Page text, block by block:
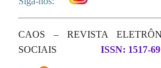
CAOS – REVISTA
SOCIAIS
ISSN: 1517-